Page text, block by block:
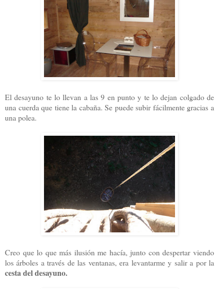
El desayuno te lo llevan a las 9 en punto y te lo dejan colgado de
una cuerda que tiene la cabaña. Se puede subir fácilmente gracias a
una polea.
Creo que lo que más ilusión me hacía, junto con despertar viendo
los árboles a través de las ventanas, era levantarme y salir a por la
cesta del desayuno.